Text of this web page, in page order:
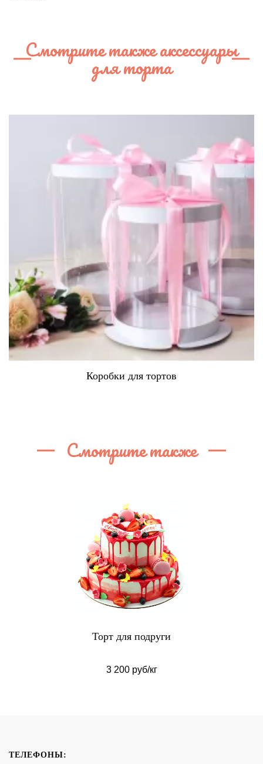
Смотрите также аксессуары
для торта
Коробки для тортов
Смотрите также
Торт для подруги
3 200 руб/кг
ТЕЛЕФОНЫ: